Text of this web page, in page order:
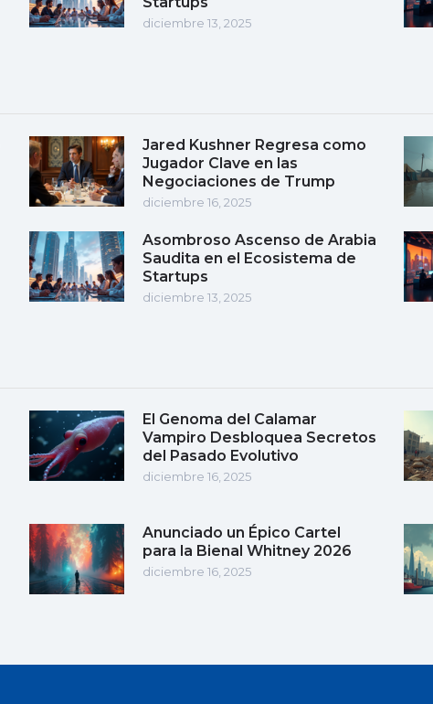
diciembre 13, 2025
Jared Kushner Regresa como
Jugador Clave en las
Negociaciones de Trump
diciembre 16, 2025
Asombroso Ascenso de Arabia
Saudita en el Ecosistema de
Startups
diciembre 13, 2025
El Genoma del Calamar
Vampiro Desbloquea Secretos
del Pasado Evolutivo
diciembre 16, 2025
Anunciado un Épico Cartel
para la Bienal Whitney 2026
diciembre 16, 2025